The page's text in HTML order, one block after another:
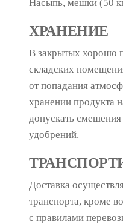
Насыпь, мешки (50
ХРАНЕНИЕ
В закрытых хорошо
складских
от попадания
хранении продукта
допускать
удобрений.
Доставка
транспорта, кроме
с правилами